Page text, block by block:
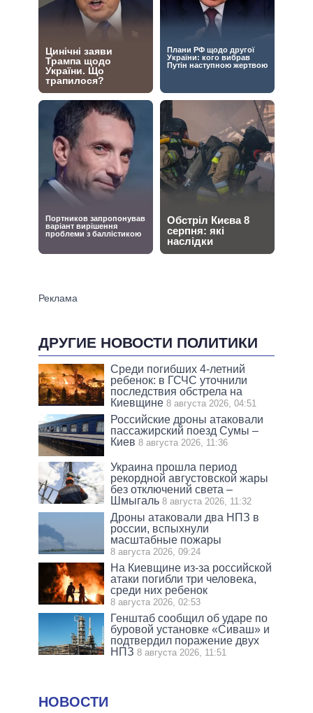
ДРУГИЕ НОВОСТИ ПОЛИТИКИ
Среди погибших 4-летний
ребенок: в ГСЧС уточнили
последствия обстрела на
Киевщине 8 августа 2026, 04:51
Российские дроны атаковали
пассажирский поезд Сумы –
Киев 8 августа 2026, 11:36
Украина прошла период
рекордной августовской жары
без отключений света –
Шмыгаль 8 августа 2026, 11:32
Дроны атаковали два НПЗ в
россии, вспыхнули
масштабные пожары
8 августа 2026, 09:24
На Киевщине из-за российской
атаки погибли три человека,
среди них ребенок
8 августа 2026, 02:53
Генштаб сообщил об ударе по
буровой установке «Сиваш» и
подтвердил поражение двух
НПЗ 8 августа 2026, 11:51
НОВОСТИ